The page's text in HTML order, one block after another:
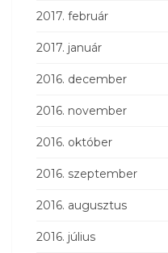
2017. február
2017. január
2016. december
2016. november
2016. október
2016. szeptember
2016. augusztus
2016. július